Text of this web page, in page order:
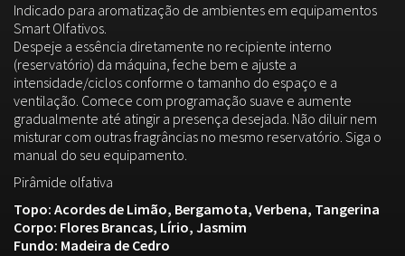
Indicado para aromatização de ambientes em equipamentos
Smart Olfativos.
Despeje a essência diretamente no recipiente interno
(reservatório) da máquina, feche bem e ajuste a
intensidade/ciclos conforme o tamanho do espaço e a
ventilação. Comece com programação suave e aumente
gradualmente até atingir a presença desejada. Não diluir nem
misturar com outras fragrâncias no mesmo reservatório. Siga o
manual do seu equipamento.
Pirâmide olfativa
Topo: Acordes de Limão, Bergamota, Verbena, Tangerina
Corpo: Flores Brancas, Lírio, Jasmim
Fundo: Madeira de Cedro